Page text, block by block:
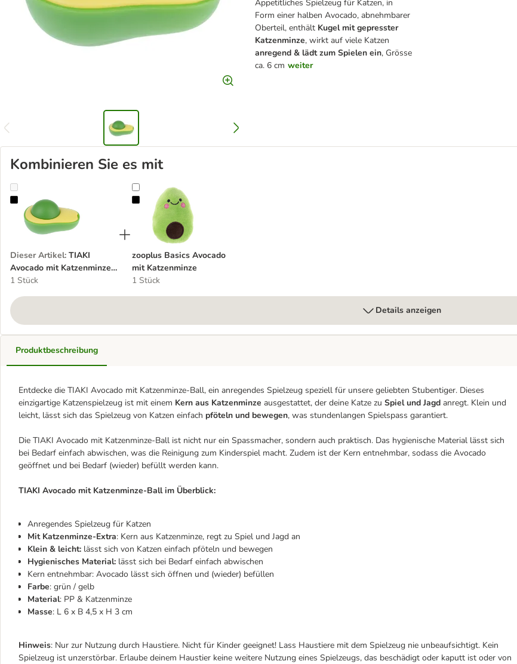
Appetitliches Spielzeug für Katzen, in
Form einer halben Avocado, abnehmbarer
Oberteil, enthält Kugel mit gepresster
Katzenminze, wirkt auf viele Katzen
anregend & lädt zum Spielen ein, Grösse
ca. 6 cm weiter
Kombinieren Sie es mit
TIAKI Avocado mit Katzenminze-Ball
Dieser Artikel: TIAKI
Avocado mit Katzenminze-
Ball
1 Stück
zooplus Basics Avocado mit Katzenminze
zooplus Basics Avocado
mit Katzenminze
1 Stück
Details anzeigen
Produktbeschreibung
Entdecke die TIAKI Avocado mit Katzenminze-Ball, ein anregendes Spielzeug speziell für unsere geliebten Stubentiger. Dieses
einzigartige Katzenspielzeug ist mit einem Kern aus Katzenminze ausgestattet, der deine Katze zu Spiel und Jagd anregt. Klein und
leicht, lässt sich das Spielzeug von Katzen einfach pföteln und bewegen, was stundenlangen Spielspass garantiert.
Die TIAKI Avocado mit Katzenminze-Ball ist nicht nur ein Spassmacher, sondern auch praktisch. Das hygienische Material lässt sich
bei Bedarf einfach abwischen, was die Reinigung zum Kinderspiel macht. Zudem ist der Kern entnehmbar, sodass die Avocado
geöffnet und bei Bedarf (wieder) befüllt werden kann.
TIAKI Avocado mit Katzenminze-Ball im Überblick:
Anregendes Spielzeug für Katzen
Mit Katzenminze-Extra: Kern aus Katzenminze, regt zu Spiel und Jagd an
Klein & leicht: lässt sich von Katzen einfach pföteln und bewegen
Hygienisches Material: lässt sich bei Bedarf einfach abwischen
Kern entnehmbar: Avocado lässt sich öffnen und (wieder) befüllen
Farbe: grün / gelb
Material: PP & Katzenminze
Masse: L 6 x B 4,5 x H 3 cm
Hinweis: Nur zur Nutzung durch Haustiere. Nicht für Kinder geeignet! Lass Haustiere mit dem Spielzeug nie unbeaufsichtigt. Kein
Spielzeug ist unzerstörbar. Erlaube deinem Haustier keine weitere Nutzung eines Spielzeugs, das beschädigt oder kaputt ist oder von